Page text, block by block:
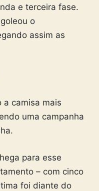
e terceira fase.
o
assim as
a camisa mais
uma campanha
para esse
– com cinco
foi diante do